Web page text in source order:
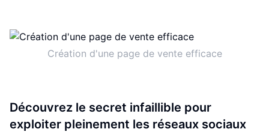
Création d'une page de vente efficace
Découvrez le secret infaillible pour
exploiter pleinement les réseaux sociaux